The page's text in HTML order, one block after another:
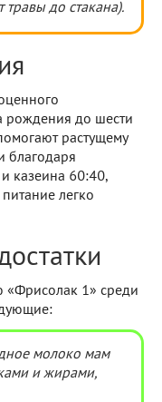
травы до стакана).
рождения до шести
растущему
благодаря
казеина 60:40,
легко
«Фрисолак 1» среди
молоко мам
и жирами,